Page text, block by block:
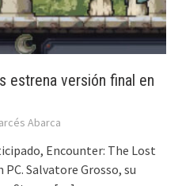
estrena versión final en
Abarca
Encounter: The Lost
Salvatore Grosso, su